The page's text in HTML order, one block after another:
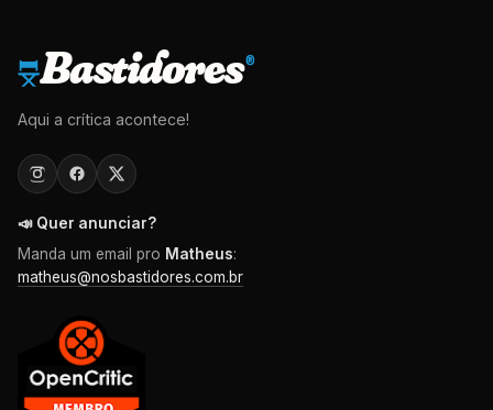
Bastidores®
Aqui a crítica acontece!
📣 Quer anunciar?
Manda um email pro Matheus:
matheus@nosbastidores.com.br